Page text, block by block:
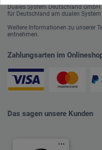
Duales System Deutschland
für Deutschland am dualen System
Weitere Informationen zu unserer
entnehmen.
Zahlungsarten im
Das sagen unsere Kunden